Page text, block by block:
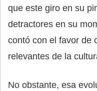
que este giro en su
detractores en su
contó con el favor de
relevantes de la
No obstante, esa